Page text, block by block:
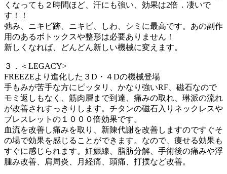
くなっても２時間ほど、汗にも強い、効果は2倍．凄いで
す！！
弛み、ニキビ跡、ニキビ、しわ、シミに最高です。あの副作
用のあるボトックスや整形は必要ありません！
新しくなれば、どんどん新しい機械に変えます。
３．＜LEGACY>
FREEZEより進化した３D・４Dの機械登場
手もみが苦手な方にピッタリ、かなり強いRF、磁石なので
モミ返しもなく、筋肉層まで到達、痛みの取れ、琳派の流れ
が改善されすっきりします。チタンの磁石入りネックレスや
ブレスレットの１０００倍効果です。
血流を改善し痛みを取り、新陳代謝を改善しますのですぐそ
の場で効果を感じることができます。なので、痩せる効果も
すぐに感じられます。妊娠線、脂肪分解、手術後の痛みや浮
腫み改善、肩周炎、月経痛、頭痛、打撲など改善。